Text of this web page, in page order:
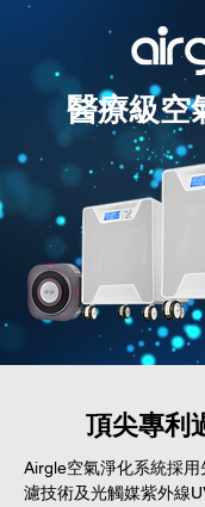
醫療級空
頂尖專利
Airgle空氣淨化系統採用
濾技術及光觸媒紫外線